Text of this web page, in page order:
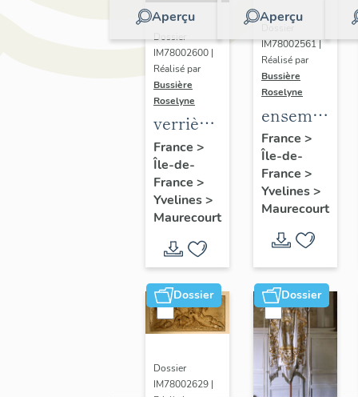
Aperçu
Dossier
IM78002600 |
Réalisé par
Bussière
Roselyne
verrières
(7)
France >
Île-de-
France >
Yvelines>
Maurecourt
Aperçu
IM78002561 |
Réalisé par
Bussière
Roselyne
ensemble
de 2
plaques
des
instituteurs
de Seine
et Oise
France >
Île-de-
France >
Yvelines>
Maurecourt
Dossier
Dossier
IM78002629 |
Dossier